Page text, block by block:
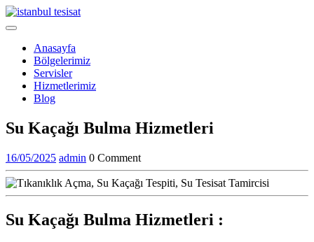
Skip
to
Open
Anasayfa
Bölgelerimiz
Servisler
Hizmetlerimiz
Blog
Close
Menu
Su Kaçağı Bulma Hizmetleri
16/05/202516/05/2025
admin admin
0 Comment
Su Kaçağı Bulma Hizmetleri :